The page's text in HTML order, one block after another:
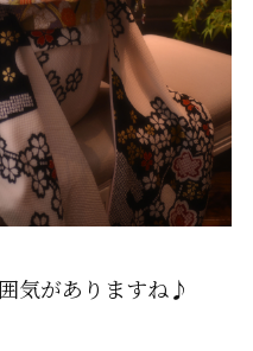
気がありますね♪